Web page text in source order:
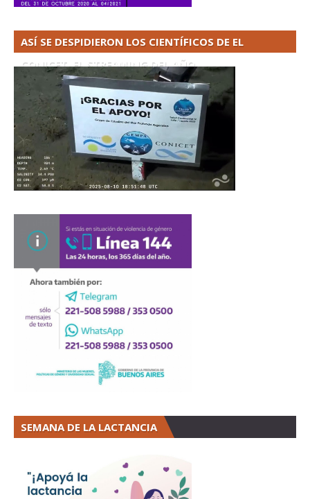
ASÍ SE DESPIDIERON LOS CIENTÍFICOS DE EL
CONICET. EL STREAMING DEL AÑO
SEMANA DE LA LACTANCIA